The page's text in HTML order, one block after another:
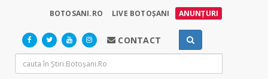
BOTOSANI.RO LIVE BOTOȘANI ANUNȚURI
CONTACT